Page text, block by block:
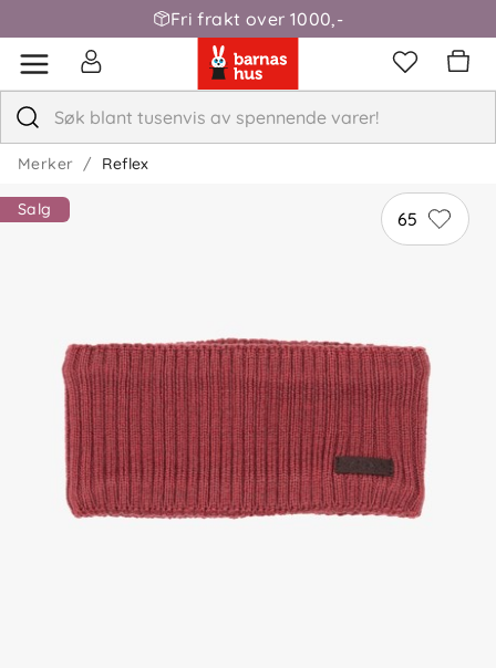
Fri frakt over 1000,-
Merker Reflex
65
Salg